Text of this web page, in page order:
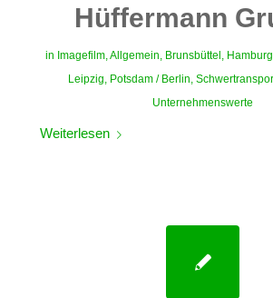
Hüffermann
in Imagefilm,Allgemein, Brunsbüttel , Hamburg
Leipzig, Potsdam / Berlin,
Unternehmenswerte
Weiterlesen